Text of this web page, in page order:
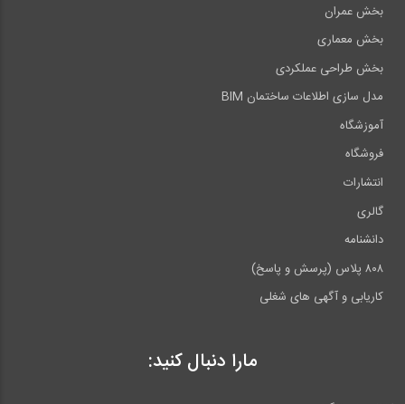
بخش عمران
بخش معماری
بخش طراحی عملکردی
مدل سازی اطلاعات ساختمان BIM
آموزشگاه
فروشگاه
انتشارات
گالری
دانشنامه
۸۰۸ پلاس (پرسش و پاسخ)
کاریابی و آگهی های شغلی
مارا دنبال کنید: